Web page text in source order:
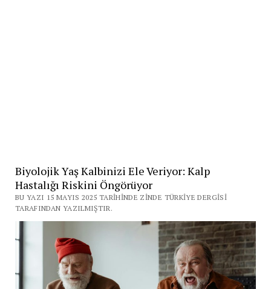
Biyolojik Yaş Kalbinizi Ele Veriyor: Kalp
Hastalığı Riskini Öngörüyor
BU YAZI 15 MAYIS 2025 TARIHINDE ZINDE TÜRKIYE DERGISI
TARAFINDAN YAZILMIŞTIR.